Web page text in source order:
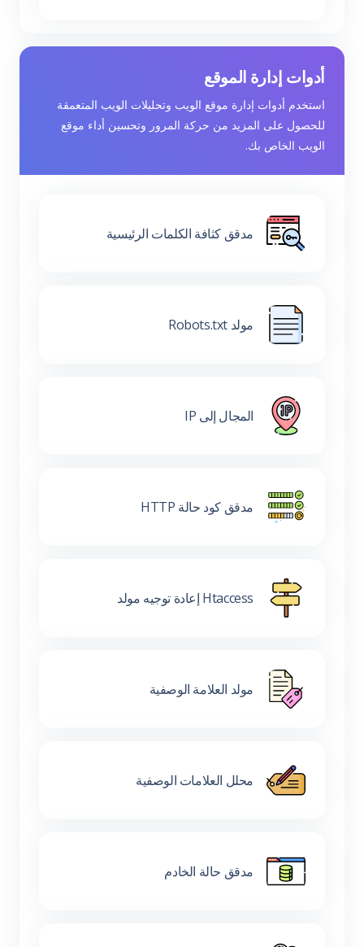
أدوات إدارة الموقع
استخدم أدوات إدارة موقع الويب وتحليلات الويب المتعمقة
للحصول على المزيد من حركة المرور وتحسين أداء موقع
الويب الخاص بك.
مدقق كثافة الكلمات الرئيسية
مولد Robots.txt
المجال إلى IP
مدقق كود حالة HTTP
Htaccess إعادة توجيه مولد
مولد العلامة الوصفية
محلل العلامات الوصفية
مدقق حالة الخادم